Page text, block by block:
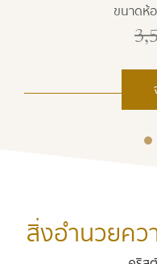
ขนาดห้
สิ่งอำนวยคว